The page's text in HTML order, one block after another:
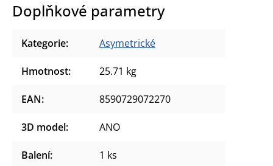
Doplňkové parametry
Kategorie: Asymetrické
Hmotnost: 25.71 kg
EAN: 8590729072270
3D model: ANO
Balení: 1 ks